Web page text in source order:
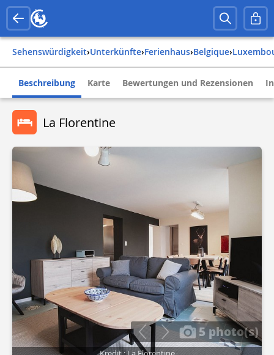
Sehenswürdigkeit› Unterkünfte› Ferienhaus› belgique›
Beschreibung Karte Bewertungen und Rezensionen
La Florentine
5 photo(s)